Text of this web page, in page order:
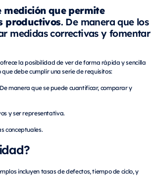
que permite
productivos. De manera que los
medidas correctivas y fomentar
la posibilidad de ver de forma rápida y sencilla
debe cumplir una serie de requisitos:
manera que se puede cuantificar, comparar y
y ser representativa.
conceptuales.
incluyen tasas de defectos, tiempo de ciclo, y